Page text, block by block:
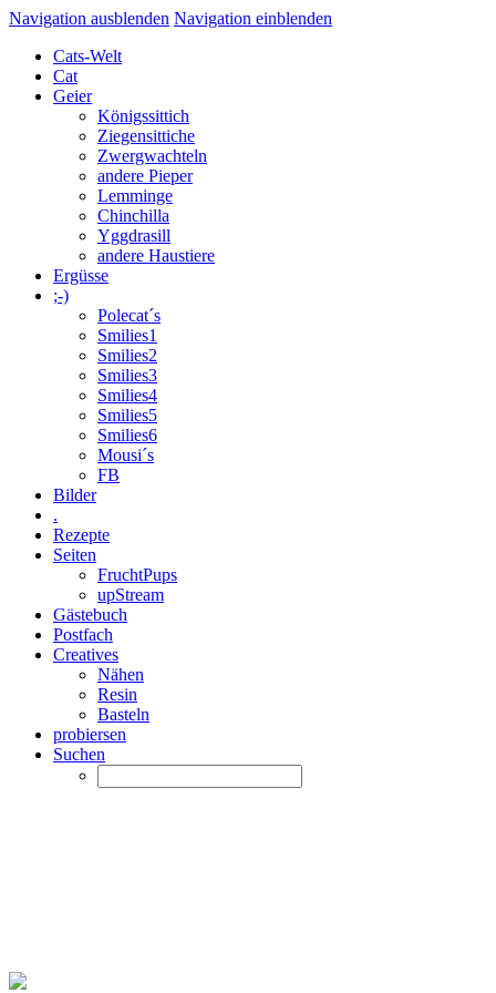
Navigation ausblenden Navigation einblenden
Cats-Welt
Cat
Geier
Königssittich
Ziegensittiche
Zwergwachteln
andere Pieper
Lemminge
Chinchilla
Yggdrasill
andere Haustiere
Ergüsse
;-)
Polecat´s
Smilies1
Smilies2
Smilies3
Smilies4
Smilies5
Smilies6
Mousi´s
FB
Bilder
.
Rezepte
Seiten
FruchtPups
upStream
Gästebuch
Postfach
Creatives
Nähen
Resin
Basteln
probiersen
Suchen